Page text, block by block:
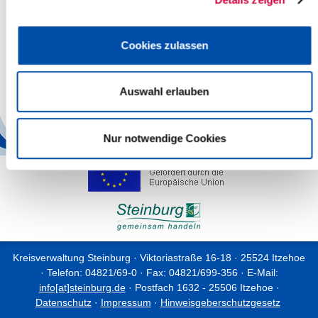
Cookies zulassen
Auswahl erlauben
Nur notwendige Cookies
Nr. 127/2021 vom 06.10.2021
Bundestagswahl am 26.09.2021 im Wahlkreis 3 Steinburg-
Read more
Kreisverwaltung Steinburg · Viktoriastraße 16-18 · 25524 Itzehoe
· Telefon: 04821/69-0 · Fax: 04821/699-356 · E-Mail:
info[at]steinburg.de· Postfach 1632 - 25506 Itzehoe ·
Datenschutz· Impressum · Hinweisgeberschutzgesetz